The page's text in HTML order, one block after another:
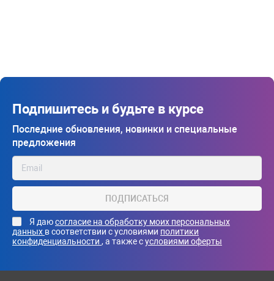
Подпишитесь и будьте в курсе
Последние обновления, новинки и специальные
предложения
ПОДПИСАТЬСЯ
Я даюсогласие на обработку моих персональных
данных в соответствии с условиями политики
конфиденциальности , а также сусловиями оферты